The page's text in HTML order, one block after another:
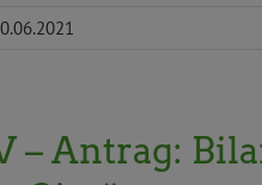
– Antrag: